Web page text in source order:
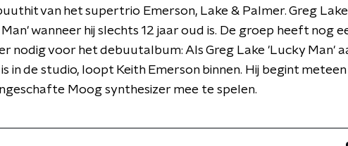
van het supertrio Emerson, Lake & Palmer. Greg
wanneer hij slechts 12 jaar oud is. De groep heeft nog
nodig voor het debuutalbum: Als Greg Lake 'Lucky Man'
in de studio, loopt Keith Emerson binnen. Hij begint meteen
Moog synthesizer mee te spelen.